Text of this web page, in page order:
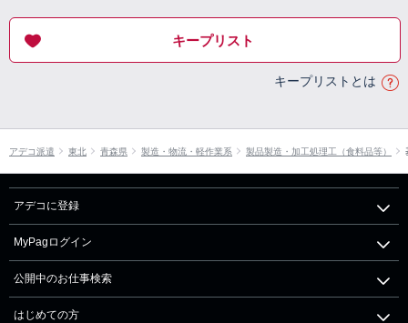
キープリスト
キープリストとは
アデコ派遣 東北 青森県 製造・物流・軽作業系 製品製造・加工処理工（食料品等）
アデコに登録
MyPagログイン
公開中のお仕事検索
はじめての方